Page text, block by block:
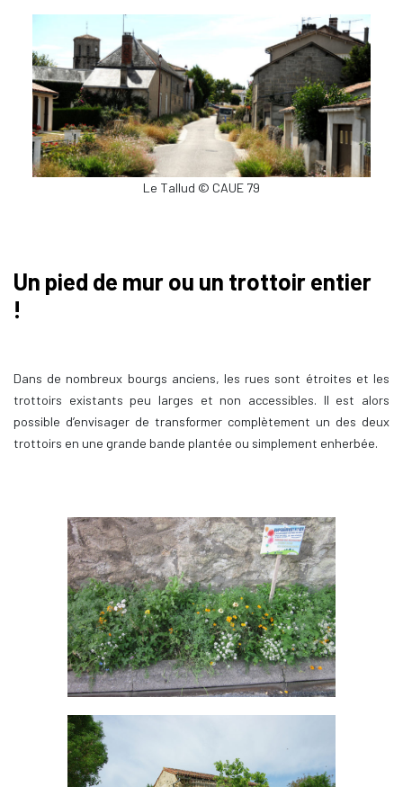
Le Tallud © CAUE 79
Un pied de mur ou un trottoir entier
!
Dans de nombreux bourgs anciens, les rues sont étroites et les
trottoirs existants peu larges et non accessibles. Il est alors
possible d’envisager de transformer complètement un des deux
trottoirs en une grande bande plantée ou simplement enherbée.